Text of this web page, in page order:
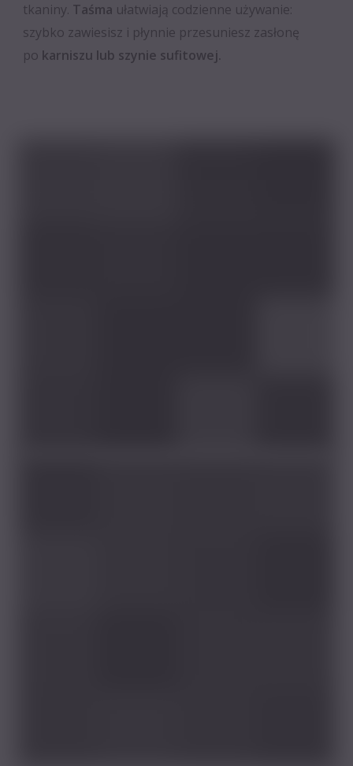
tkaniny. Taśma ułatwiają codzienne używanie:
szybko zawiesisz i płynnie przesuniesz zasłonę
po karniszu lub szynie sufitowej.